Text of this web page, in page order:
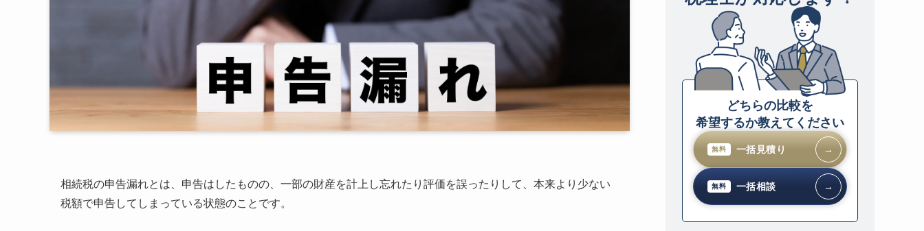
相続税の申告漏れとは、申告はしたものの、一部の財産を計上し忘れたり評価を誤ったりして、本来より少ない
税額で申告してしまっている状態のことです。
どちらの比較を
希望するか教えてください
無料 一括見積り →
無料 一括相談 →
実際にあった失敗パターン
なぜバレる？税務署が申告漏れを見つける仕組み
KSKシステムと法定調書｜情報は自動で集まる
金融機関への照会｜過去10年分の履歴まで
「簡易な接触」とお尋ね文書｜調査の手前の確認
統計が示す現実｜調査の84%で申告漏れが見つかる
漏れやすい財産｜申告前後の総点検リスト
土地の評価誤りも「申告漏れ」になる
申告前後の総点検チェックリスト